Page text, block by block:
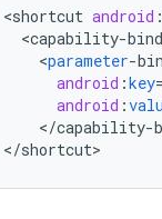
<shortcut android :
<capability-
<parameter-
android :key=
android :
</capability-
</shortcut